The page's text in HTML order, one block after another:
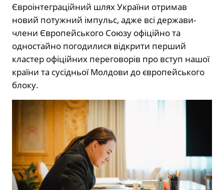
Євроінтеграційний шлях України отримав
новий потужний імпульс, адже всі держави-
члени Європейського Союзу офіційно та
одностайно погодилися відкрити перший
кластер офіційних переговорів про вступ нашої
країни та сусідньої Молдови до європейського
блоку.